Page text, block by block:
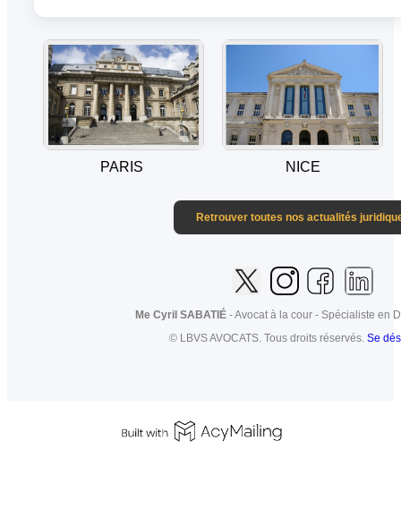
PARIS NICE
Retrouver toutes nos actualités
Me Cyril SABATIÉ - Avocat à la cour - Spécialiste en
© LBVS AVOCATS. Tous droits réservés. Se